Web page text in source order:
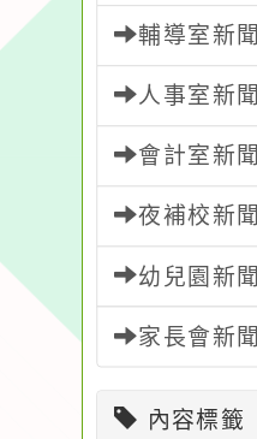
輔導室新聞
人事室新聞
會計室新聞
夜補校新聞
幼兒園新聞
家長會新聞
內容標籤